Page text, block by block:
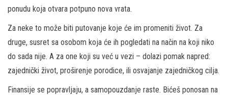
ponudu koja otvara potpuno nova vrata.
Za neke to može biti putovanje koje će im promeniti život. Za
druge, susret sa osobom koja će ih pogledati na način na koji niko
do sada nije. A za one koji su već u vezi – dolazi pomak napred:
zajednički život, proširenje porodice, ili osvajanje zajedničkog cilja.
Finansije se popravljaju, a samopouzdanje raste. Bićeš ponosan na